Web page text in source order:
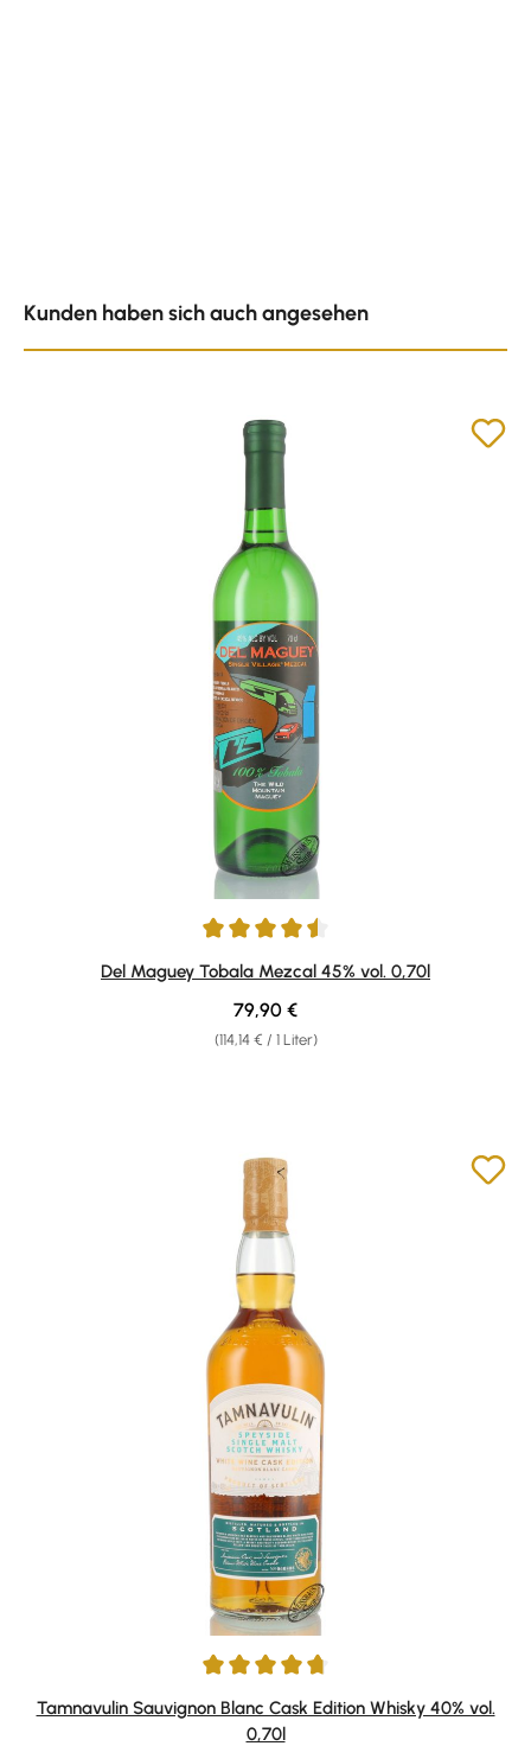
Kunden haben sich auch angesehen
Durchschnittliche Bewertung von 4.5 von 5 Sternen
Del Maguey Tobala Mezcal 45% vol. 0,70l
(114,14 € / 1 Liter)
Regulärer Preis:
79,90 €
Durchschnittliche Bewertung von 4.63 von 5 Sternen
Tamnavulin Sauvignon Blanc Cask Edition Whisky 40% vol.
0,70l